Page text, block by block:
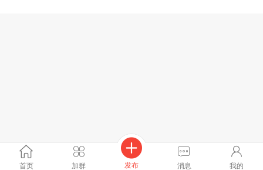
首页 加群 发布 消息 我的